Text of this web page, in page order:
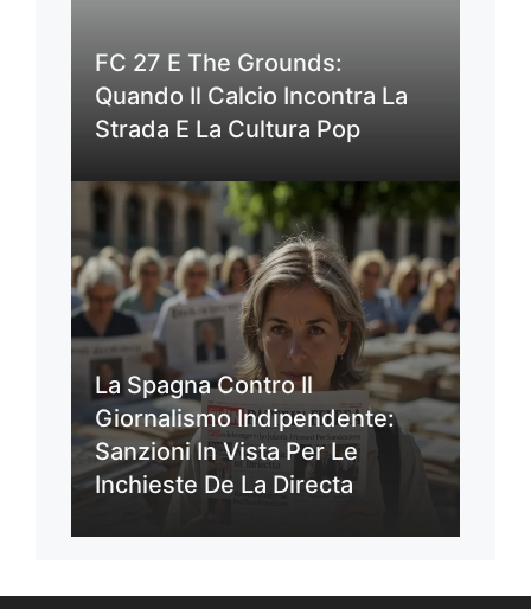
FC 27 E The Grounds:
Quando Il Calcio Incontra La
Strada E La Cultura Pop
La Spagna Contro Il
Giornalismo Indipendente:
Sanzioni In Vista Per Le
Inchieste De La Directa